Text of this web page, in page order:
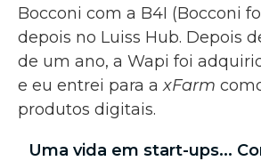
Bocconi com a B4I (Bocconi
depois no Luiss Hub. Depois
de um ano, a Wapi foi
e eu entrei para axFarm
produtos digitais.
Uma vida em start-ups...